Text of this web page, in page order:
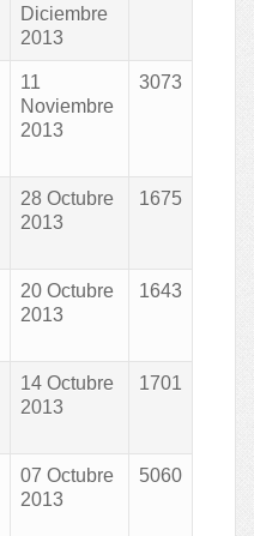
Diciembre
2013
11
Noviembre
2013
3073
28 Octubre
2013
1675
20 Octubre
2013
1643
14 Octubre
2013
1701
07 Octubre
2013
5060